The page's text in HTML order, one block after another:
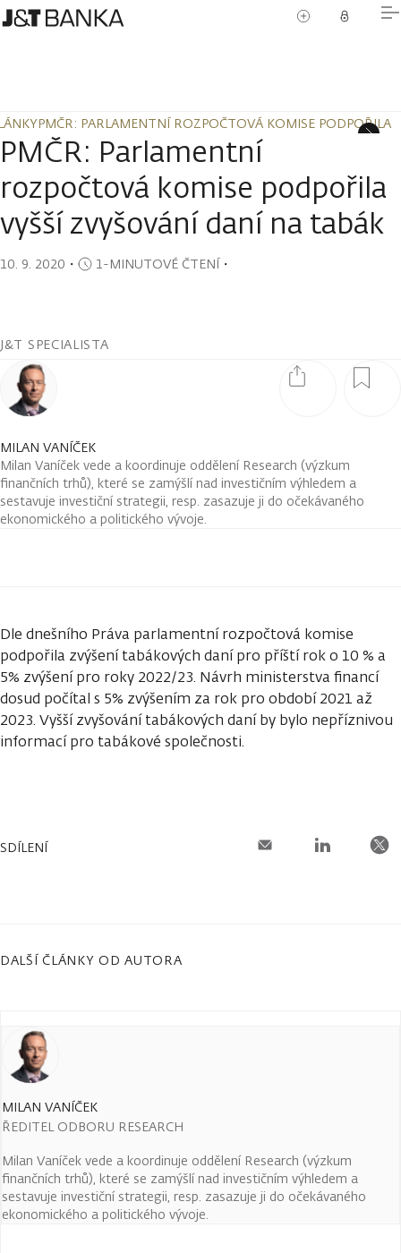
PMČR: PARLAMENTNÍ ROZPOČTOVÁ KOMISE PODPOŘILA
PMČR: PARLAMENTNÍ ROZPOČTOVÁ KOMISE PODPOŘILA
PMČR: Parlamentní
rozpočtová komise podpořila
vyšší zvyšování daní na tabák
10. 9. 2020 ・ 1-MINUTOVÉ ČTENÍ・
J&T SPECIALISTA
MILAN VANÍČEK
Milan Vaníček vede a koordinuje oddělení Research (výzkum
finančních trhů), které se zamýšlí nad investičním výhledem a
sestavuje investiční strategii, resp. zasazuje ji do očekávaného
ekonomického a politického vývoje.
Dle dnešního Práva parlamentní rozpočtová komise
podpořila zvýšení tabákových daní pro příští rok o 10 % a
5% zvýšení pro roky 2022/23. Návrh ministerstva financí
dosud počítal s 5% zvýšením za rok pro období 2021 až
2023. Vyšší zvyšování tabákových daní by bylo nepříznivou
informací pro tabákové společnosti.
SDÍLENÍ
DALŠÍ ČLÁNKY OD AUTORA
MILAN VANÍČEK
ŘEDITEL ODBORU RESEARCH
Milan Vaníček vede a koordinuje oddělení Research (výzkum
finančních trhů), které se zamýšlí nad investičním výhledem a
sestavuje investiční strategii, resp. zasazuje ji do očekávaného
ekonomického a politického vývoje.